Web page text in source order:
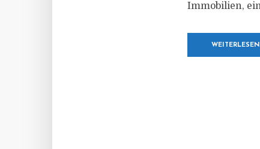
Immobilien,
WEITERLESEN